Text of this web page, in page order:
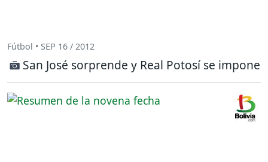
Fútbol • SEP 16 / 2012
San José sorprende y Real Potosí se impone